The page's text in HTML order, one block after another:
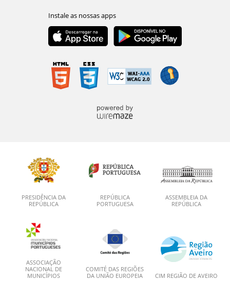
PRESIDÊNCIA DA
REPÚBLICA
REPÚBLICA
PORTUGUESA
ASSEMBLEIA DA
REPÚBLICA
ASSOCIAÇÃO
NACIONAL DE
MUNICÍPIOS
COMITÉ DAS REGIÕES
DA UNIÃO EUROPEIA
CIM REGIÃO DE AVEIRO